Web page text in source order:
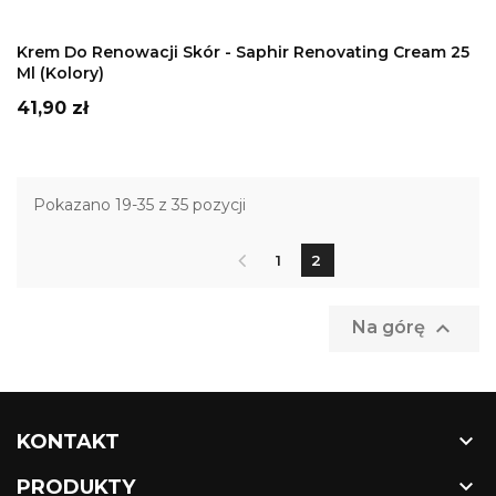
Krem Do Renowacji Skór - Saphir Renovating Cream 25
Ml (kolory)
Cena
41,90 zł
Pokazano 19-35 z 35 pozycji
1 2
Na górę 
KONTAKT 
PRODUKTY 